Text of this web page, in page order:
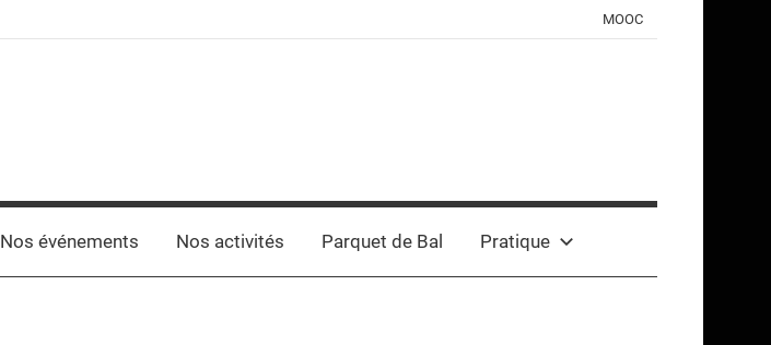
MOOC
Nos événements Nos activités Parquet de Bal Pratique